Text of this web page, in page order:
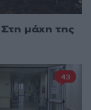
μάχη της
43